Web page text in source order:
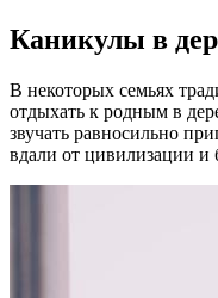
Каникулы в
В некоторых семьях
отдыхать к родным в
звучать равносильно
вдали от цивилизации и